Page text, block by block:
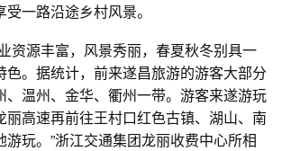
一路沿途乡村风景。
源丰富，风景秀丽，春夏秋冬别具一
色。据统计，前来遂昌旅游的游客大部分
、温州、金华、衢州一带。游客来遂游玩
丽高速再前往王村口红色古镇、湖山、南
玩。”浙江交通集团龙丽收费中心所相